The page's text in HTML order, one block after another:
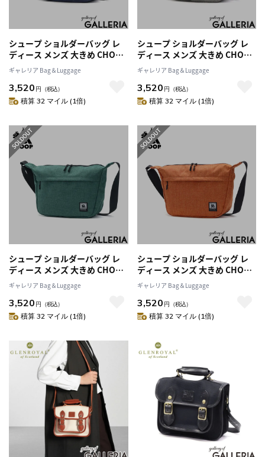
シュープ ショルダーバッグ レ
ディース メンズ 大きめ CHOOP
バッグ 斜めがけ 大人 軽量 B5 シ
ョルダー 斜めがけバッグ 撥水
おしゃれ シンプル ブランド カ
ジュアル ショルダーバッグL c-
ギャレリア Bag＆Luggage
3,520 円 （税込）
積算 32 マイル (1倍)
シュープ ショルダーバッグ レ
ディース メンズ 大きめ CHOOP
バッグ 斜めがけ 大人 軽量 B5 シ
ョルダー 斜めがけバッグ 撥水
おしゃれ シンプル ブランド カ
ジュアル ショルダーバッグL c-
ギャレリア Bag＆Luggage
3,520 円 （税込）
積算 32 マイル (1倍)
シュープ ショルダーバッグ レ
ディース メンズ 大きめ CHOOP
バッグ 斜めがけ 大人 軽量 B5 シ
ョルダー 斜めがけバッグ 撥水
おしゃれ シンプル ブランド カ
ジュアル ショルダーバッグL c-
ギャレリア Bag＆Luggage
3,520 円 （税込）
積算 32 マイル (1倍)
シュープ ショルダーバッグ レ
ディース メンズ 大きめ CHOOP
バッグ 斜めがけ 大人 軽量 B5 シ
ョルダー 斜めがけバッグ 撥水
おしゃれ シンプル ブランド カ
ジュアル ショルダーバッグL c-
ギャレリア Bag＆Luggage
3,520 円 （税込）
積算 32 マイル (1倍)